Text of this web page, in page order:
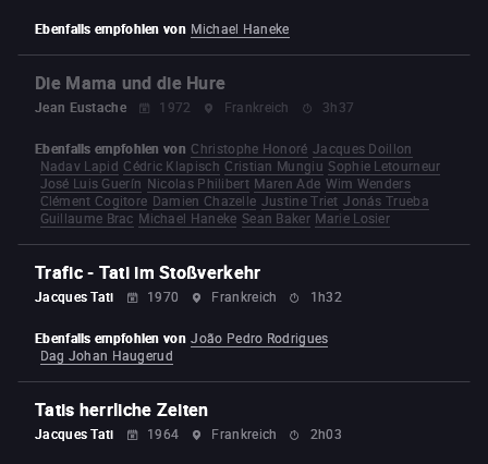
Ebenfalls empfohlen von Michael Haneke
Die Mama und die Hure
Jean Eustache 1972 Frankreich 3h37
Ebenfalls empfohlen von Christophe Honoré Jacques Doillon
Nadav Lapid Cédric Klapisch Cristian Mungiu Sophie Letourneur
José Luis Guerín Nicolas Philibert Maren Ade Wim Wenders
Clément Cogitore Damien Chazelle Justine Triet Jonás Trueba
Guillaume Brac Michael Haneke Sean Baker Marie Losier
Trafic - Tati im Stoßverkehr
Jacques Tati 1970 Frankreich 1h32
Ebenfalls empfohlen von João Pedro Rodrigues
Dag Johan Haugerud
Tatis herrliche Zeiten
Jacques Tati 1964 Frankreich 2h03